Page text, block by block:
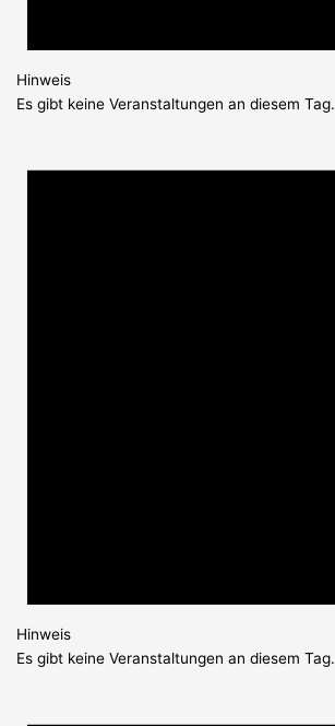
Hinweis
Es gibt keine Veranstaltungen an diesem Tag.
Hinweis
Es gibt keine Veranstaltungen an diesem Tag.